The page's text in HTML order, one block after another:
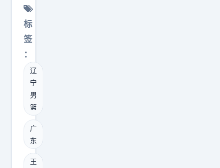
况
得
分
说
，
北
京
日
报
此
前
楚
：
泰
里
不
来
B
养
老
上
场
那
几
年
，
后
面
的
兑
现
也
传
来
最
三
个
消
息
，
第
一
个
标
签
：
辽
宁
男
篮
广
东
王